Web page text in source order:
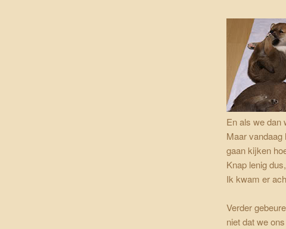
En als we dan
Maar vandaag
gaan kijken
Knap lenig
Ik kwam er
Verder
niet dat we